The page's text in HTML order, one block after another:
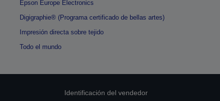
Epson Europe Electronics
Digigraphie® (Programa certificado de bellas artes)
Impresión directa sobre tejido
Todo el mundo
Identificación del vendedor